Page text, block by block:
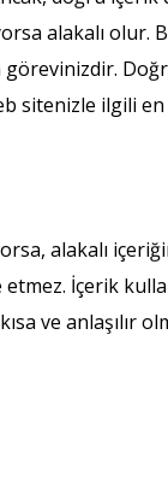
alakalı olur.
sitenizle ilgili
alakalı
İçerik
ve anlaşılır